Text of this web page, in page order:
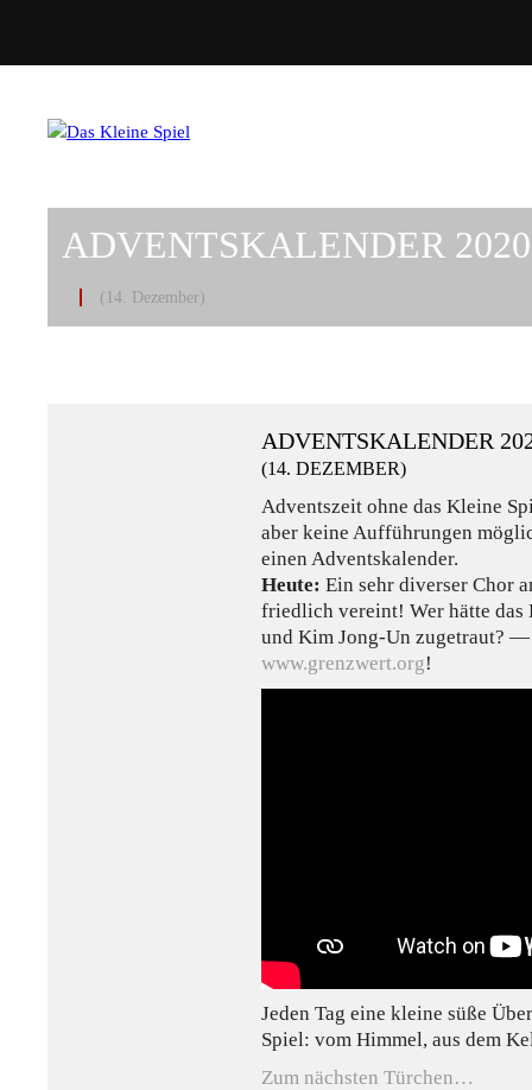
ADVENTSKALENDER 2020
(14. Dezember)
ADVENTSKALENDER
(14. DEZEMBER)
Adventszeit ohne das Kleine
aber keine Aufführungen
einen Adventskalender.
Heute: Ein sehr diverser Chor
friedlich vereint! Wer hätte
und Kim Jong-Un zugetraut?
www.grenzwert.org!
Jeden Tag eine kleine süße
Spiel: vom Himmel, aus dem
Zum nächsten Türchen…